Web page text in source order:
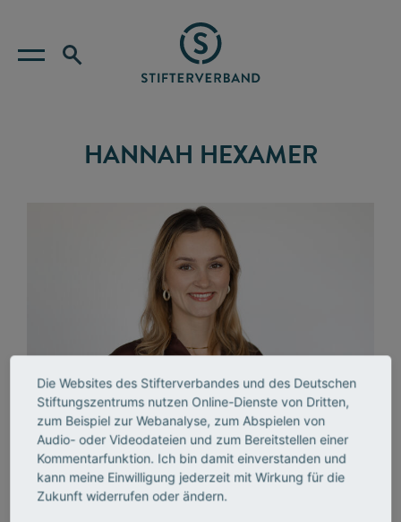
HANNAH HEXAMER
Hannah Hexamer ist Stiftungsmanagerin im Team
"Wissenschaft, Umwelt, Kultur und Internationales" im
Deutschen Stiftungszentrum.
T 0201 8401-172
Die Websites des Stifterverbandes und des Deutschen
Stiftungszentrums nutzen Online-Dienste von Dritten,
zum Beispiel zur Webanalyse, zum Abspielen von
Audio- oder Videodateien und zum Bereitstellen einer
Kommentarfunktion. Ich bin damit einverstanden und
kann meine Einwilligung jederzeit mit Wirkung für die
Zukunft widerrufen oder ändern.